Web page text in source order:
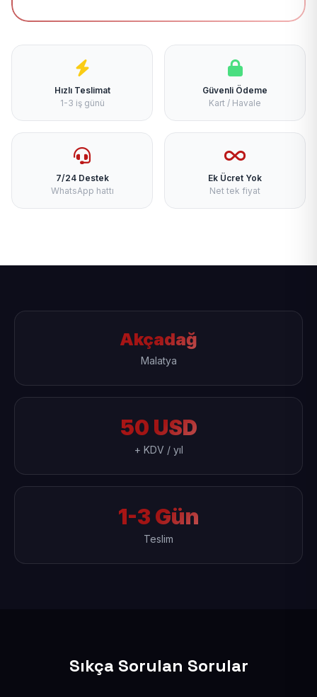
Hızlı Teslimat
1-3 iş günü
Güvenli Ödeme
Kart / Havale
7/24 Destek
WhatsApp hattı
Ek Ücret Yok
Net tek fiyat
Akçadağ
Malatya
50 USD
+ KDV / yıl
1-3 Gün
Teslim
Sıkça Sorulan Sorular